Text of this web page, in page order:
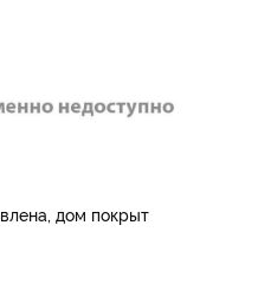
дом покрыт